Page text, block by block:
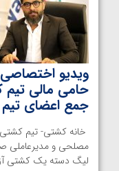
ویدیو
حامی مالی تیم
جمع اعضای تیم
خانه کشتی- تیم کشتی
مصلحی و مدیرعاملی
لیگ دسته یک کشتی